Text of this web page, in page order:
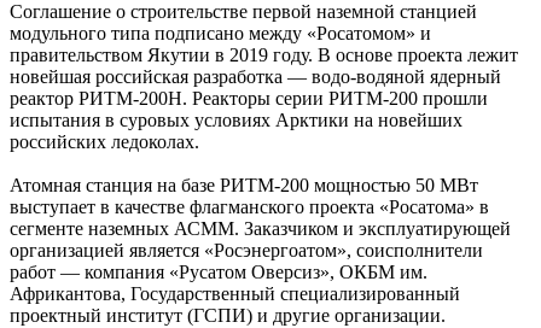
Соглашение о строительстве первой наземной станцией
модульного типа подписано между «Росатомом» и
правительством Якутии в 2019 году. В основе проекта лежит
новейшая российская разработка — водо-водяной ядерный
реактор РИТМ‑200Н. Реакторы серии РИТМ‑200 прошли
испытания в суровых условиях Арктики на новейших
российских ледоколах.
Атомная станция на базе РИТМ‑200 мощностью 50 МВт
выступает в качестве флагманского проекта «Рос­атома» в
сегменте наземных АСММ. Заказчиком и эксплуатирующей
организацией является «Росэнерго­атом», соисполнители
работ — компания «Русатом Оверсиз», ОКБМ им.
Африкантова, Государственный специализированный
проектный институт (ГСПИ) и другие организации.